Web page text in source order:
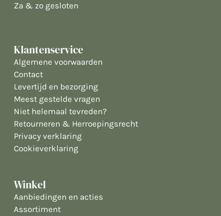
Za & zo gesloten
Klantenservice
Algemene voorwaarden
Contact
Levertijd en bezorging
Meest gestelde vragen
Niet helemaal tevreden?
Retourneren & Herroepingsrecht
Privacy verklaring
Cookieverklaring
Winkel
Aanbiedingen en acties
Assortiment